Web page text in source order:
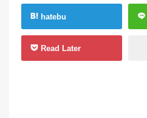
hatebu
Read Later